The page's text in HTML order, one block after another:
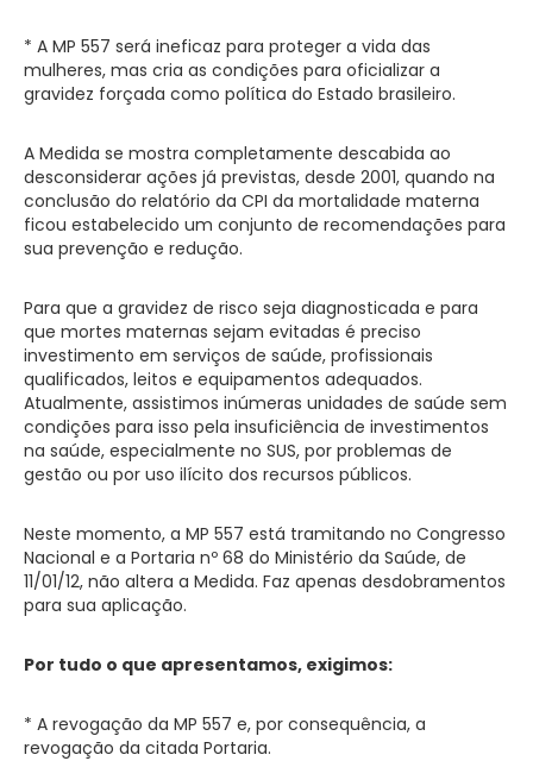
* A MP 557 será ineficaz para proteger a vida das
mulheres, mas cria as condições para oficializar a
gravidez forçada como política do Estado brasileiro.
A Medida se mostra completamente descabida ao
desconsiderar ações já previstas, desde 2001, quando na
conclusão do relatório da CPI da mortalidade materna
ficou estabelecido um conjunto de recomendações para
sua prevenção e redução.
Para que a gravidez de risco seja diagnosticada e para
que mortes maternas sejam evitadas é preciso
investimento em serviços de saúde, profissionais
qualificados, leitos e equipamentos adequados.
Atualmente, assistimos inúmeras unidades de saúde sem
condições para isso pela insuficiência de investimentos
na saúde, especialmente no SUS, por problemas de
gestão ou por uso ilícito dos recursos públicos.
Neste momento, a MP 557 está tramitando no Congresso
Nacional e a Portaria nº 68 do Ministério da Saúde, de
11/01/12, não altera a Medida. Faz apenas desdobramentos
para sua aplicação.
Por tudo o que apresentamos, exigimos:
* A revogação da MP 557 e, por consequência, a
revogação da citada Portaria.